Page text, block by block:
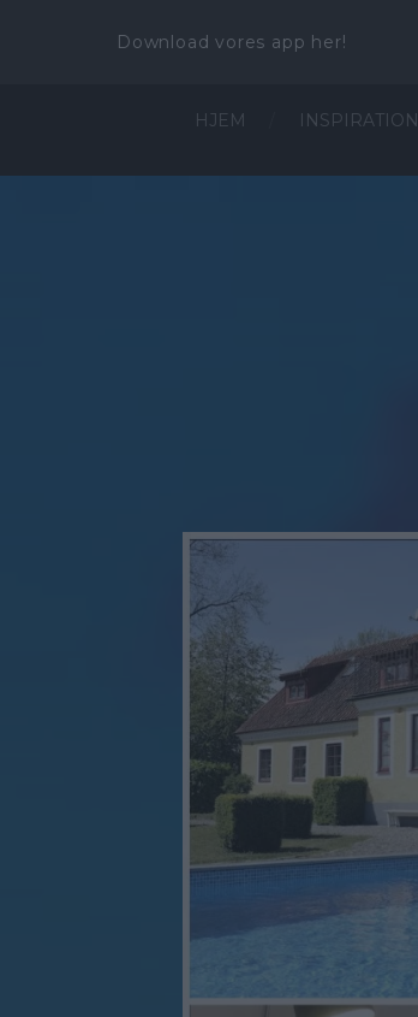
Download vores app her!
HJEM INSPIRATION